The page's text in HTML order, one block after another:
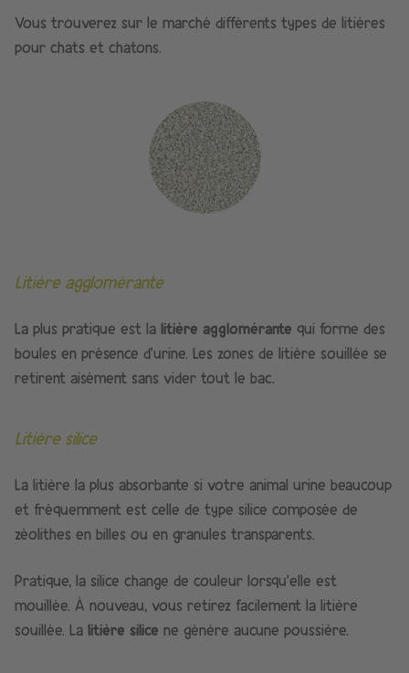
Vous trouverez sur le marché différents types de litières
pour chats et chatons.
Litière agglomérante
La plus pratique est la litière agglomérante qui forme des
boules en présence d’urine. Les zones de litière souillée se
retirent aisément sans vider tout le bac.
Litière silice
La litière la plus absorbante si votre animal urine beaucoup
et fréquemment est celle de type silice composée de
zéolithes en billes ou en granules transparents.
Pratique, la silice change de couleur lorsqu’elle est
mouillée. À nouveau, vous retirez facilement la litière
souillée. La litière silice ne génère aucune poussière.